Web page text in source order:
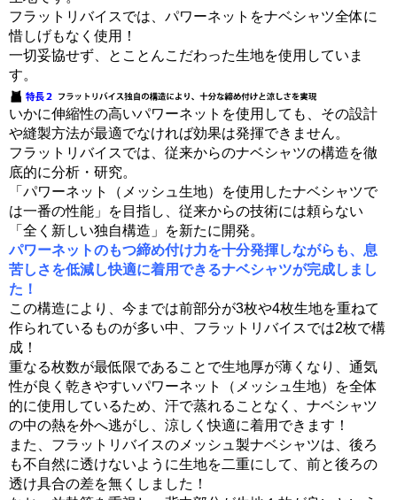
フラットリバイスでは、パワーネットをナベシャツ全体に
惜しげもなく使用！
一切妥協せず、とことんこだわった生地を使用していま
す。
いかに伸縮性の高いパワーネットを使用しても、その設計
や縫製方法が最適でなければ効果は発揮できません。
フラットリバイスでは、従来からのナベシャツの構造を徹
底的に分析・研究。
「パワーネット（メッシュ生地）を使用したナベシャツで
は一番の性能」を目指し、従来からの技術には頼らない
「全く新しい独自構造」を新たに開発。
パワーネットのもつ締め付け力を十分発揮しながらも、息
苦しさを低減し快適に着用できるナベシャツが完成しまし
た！
この構造により、今までは前部分が3枚や4枚生地を重ねて
作られているものが多い中、フラットリバイスでは2枚で構
成！
重なる枚数が最低限であることで生地厚が薄くなり、通気
性が良く乾きやすいパワーネット（メッシュ生地）を全体
的に使用しているため、汗で蒸れることなく、ナベシャツ
の中の熱を外へ逃がし、涼しく快適に着用できます！
また、フラットリバイスのメッシュ製ナベシャツは、後ろ
も不自然に透けないように生地を二重にして、前と後ろの
透け具合の差を無くしました！